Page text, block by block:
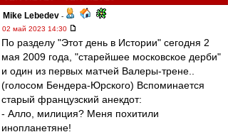
Mike Lebedev -
02 май 2023 14:30
По разделу "Этот день в Истории" сегодня 2
мая 2009 года, "старейшее московское дерби"
и один из первых матчей Валеры-трене..
(голосом Бендера-Юрского) Вспоминается
старый французский анекдот:
- Алло, милиция? Меня похитили
инопланетяне!